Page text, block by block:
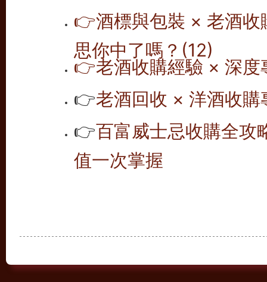
👉酒標與包裝 × 老酒
思你中了嗎？(12)
👉老酒收購經驗 × 深
👉老酒回收 × 洋酒收
👉百富威士忌收購全攻
值一次掌握